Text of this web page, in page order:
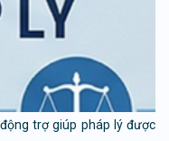
trợ giúp pháp lý được